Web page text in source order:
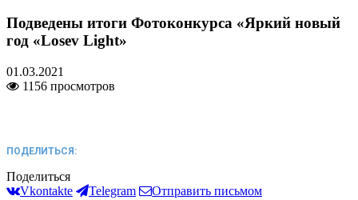
Подведены итоги Фотоконкурса «Яркий новый
год «Losev Light»
01.03.2021
1156 просмотров
ПОДЕЛИТЬСЯ:
Поделиться
Vkontakte
Telegram
Отправить письмом